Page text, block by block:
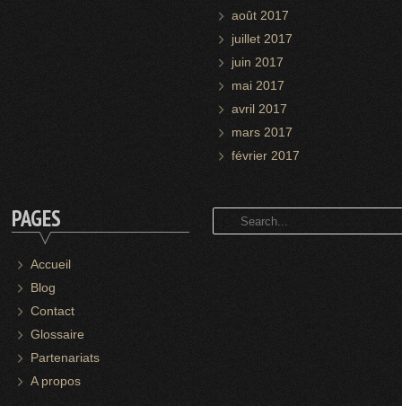
août 2017
juillet 2017
juin 2017
mai 2017
avril 2017
mars 2017
février 2017
PAGES
Accueil
Blog
Contact
Glossaire
Partenariats
A propos